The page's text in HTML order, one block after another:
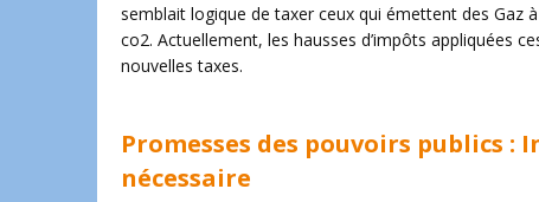
semblait logique de taxer ceux qui émettent des Gaz
co2. Actuellement, les hausses d’impôts appliquées
nouvelles taxes.
Promesses des pouvoirs publics :
nécessaire